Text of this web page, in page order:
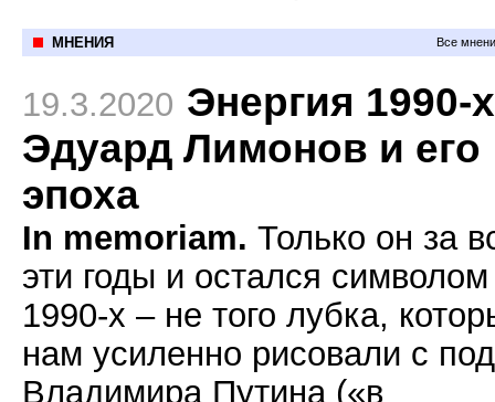
МНЕНИЯ Все
19.3.2020 Энергия 1990-
Эдуард Лимонов и его
эпоха
In memoriam. Только он за
эти годы и остался символом
1990-х – не того лубка,
нам усиленно рисовали с
Владимира Путина («в